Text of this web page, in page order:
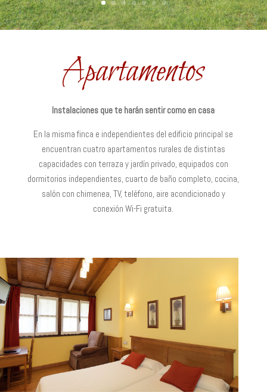
Apartamentos
Instalaciones que te harán sentir como en casa
En la misma finca e independientes del edificio principal se
encuentran cuatro apartamentos rurales de distintas
capacidades con terraza y jardín privado, equipados con
dormitorios independientes, cuarto de baño completo, cocina,
salón con chimenea, TV, teléfono, aire acondicionado y
conexión Wi-Fi gratuita.